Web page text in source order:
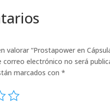
valorar “Prostapower en
correo electrónico no será
marcados con*